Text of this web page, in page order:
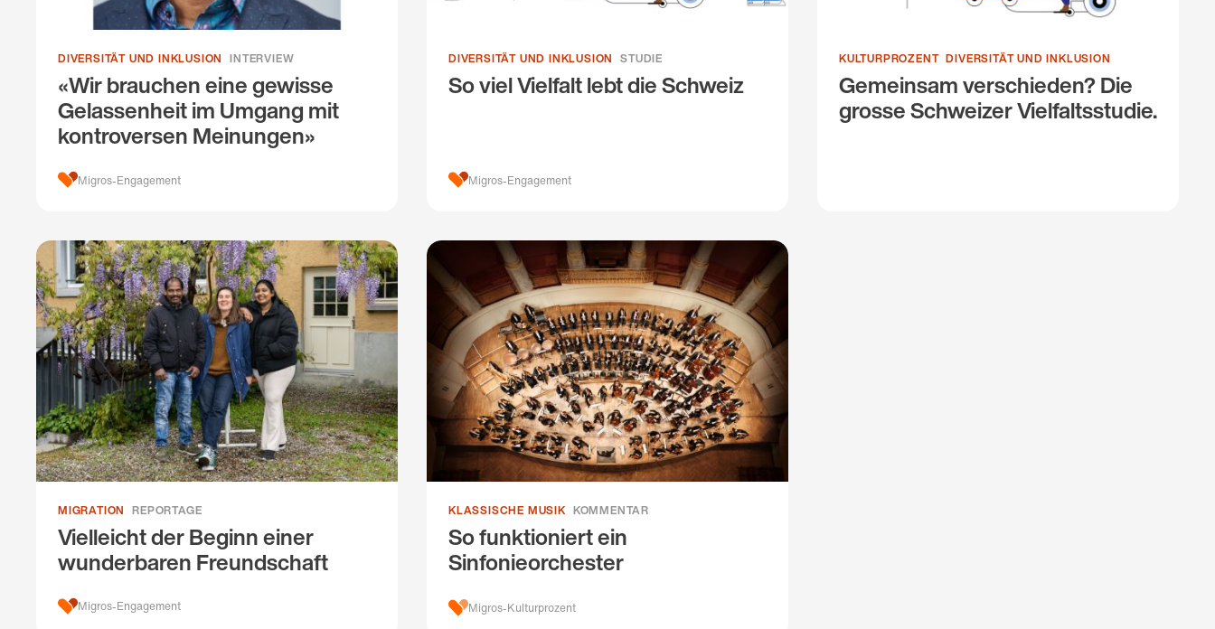
DIVERSITÄT UND INKLUSION INTERVIEW
«Wir brauchen eine gewisse
Gelassenheit im Umgang mit
kontroversen Meinungen»
Migros-Engagement
DIVERSITÄT UND INKLUSION STUDIE
So viel Vielfalt lebt die Schweiz
Migros-Engagement
KULTURPROZENT DIVERSITÄT UND INKLUSION
Gemeinsam verschieden? Die
grosse Schweizer Vielfaltsstudie.
MIGRATION REPORTAGE
Vielleicht der Beginn einer
wunderbaren Freundschaft
Migros-Engagement
KLASSISCHE MUSIK KOMMENTAR
So funktioniert ein
Sinfonieorchester
Migros-Kulturprozent